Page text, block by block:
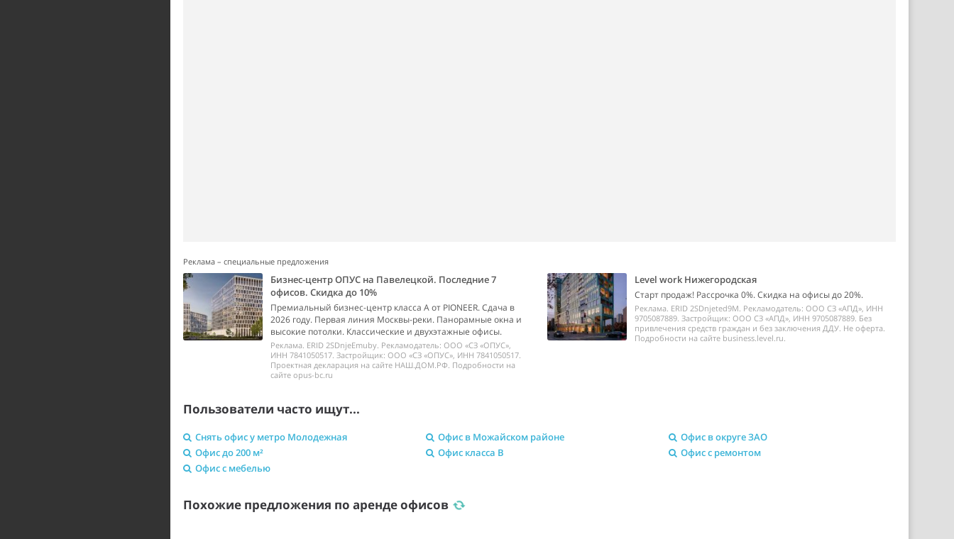
Реклама – специальные предложения
Бизнес-центр ОПУС на Павелецкой. Последние 7
офисов. Скидка до 10%
Премиальный бизнес-центр класса А от PIONEER. Сдача в
2026 году. Первая линия Москвы-реки. Панорамные окна и
высокие потолки. Классические и двухэтажные офисы.
Реклама. ERID 2SDnjeEmuby. Рекламодатель: ООО «СЗ «ОПУС»,
ИНН 7841050517. Застройщик: ООО «СЗ «ОПУС», ИНН 7841050517.
Проектная декларация на сайте НАШ.ДОМ.РФ. Подробности на
сайте opus-bc.ru
Level work Нижегородская
Старт продаж! Рассрочка 0%. Скидка на офисы до 20%.
Реклама. ERID 2SDnjeted9M. Рекламодатель: ООО СЗ «АПД», ИНН
9705087889. Застройщик: ООО СЗ «АПД», ИНН 9705087889. Без
привлечения средств граждан и без заключения ДДУ. Не оферта.
Подробности на сайте business.level.ru.
Пользователи часто ищут...
Снять офис у метро Молодежная Офис в Можайском районе
Офис в округе ЗАО
Офис до 200 м²
Офис класса B
Офис с ремонтом
Офис с мебелью
Похожие предложения по аренде офисов